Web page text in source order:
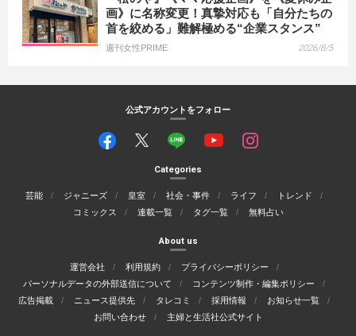
画》に名称変更！真摯対応も「自分たちの
首を絞める」難解極める“企業スタンス”
週刊女性PRIME 2026/8/5
公式アカウントをフォロー
Categories
芸能 ジャニーズ 皇室 社会・事件 ライフ
トレンド
コミックス
連載一覧 タグ一覧 無料占い
About us
運営会社 利用規約
プライバシーポリシー
パーソナルデータの外部送信について
コンテンツ制作・編集ポリシー
広告掲載
ニュース提供先 タレコミ 採用情報
お知らせ一覧
お問い合わせ
主婦と生活社公式サイト